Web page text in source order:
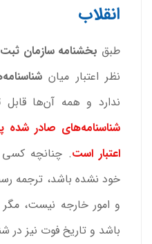
انقلاب
طبق بخشنامه سازمان
نظر اعتبار میان
ندارد و همه آن‌ها قابل
شناسنامه‌های صادر شده
اعتبار است. چنانچه کسی
خود نشده باشد، ترجمه
و امور خارجه نیست،
باشد و تاریخ فوت نیز در